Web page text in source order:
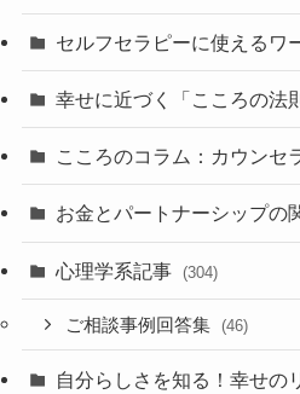
セルフセラピーに使えるワ
幸せに近づく「こころの法
こころのコラム：カウンセ
お金とパートナーシップの
心理学系記事 (304)
ご相談事例回答集 (46)
自分らしさを知る！幸せの